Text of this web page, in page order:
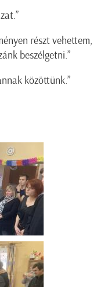
részt vehettem,
beszélgetni.”
közöttünk.”